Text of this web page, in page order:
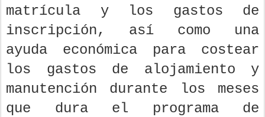
matrícula y los gastos de
inscripción, así como una
ayuda económica para costear
los gastos de alojamiento y
manutención durante los meses
que dura el programa de